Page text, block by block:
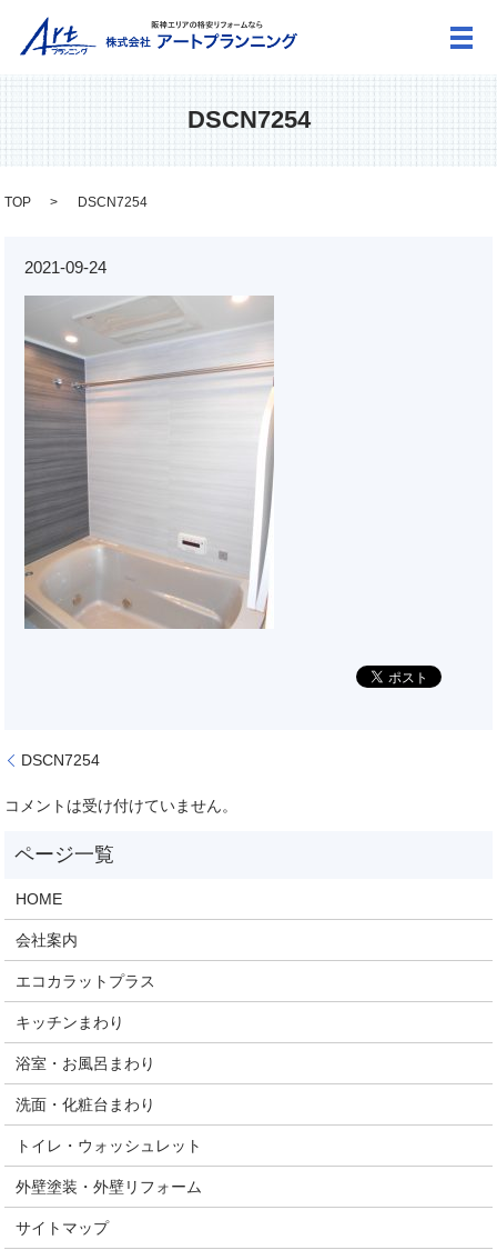
メ
DSCN7254
TOP DSCN7254
2021-09-24
DSCN7254
コメントは受け付けていません。
HOME
会社案内
エコカラットプラス
キッチンまわり
浴室・お風呂まわり
洗面・化粧台まわり
トイレ・ウォッシュレット
外壁塗装・外壁リフォーム
サイトマップ